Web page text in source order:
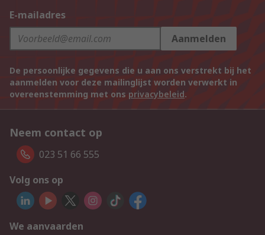
E-mailadres
Aanmelden
De persoonlijke gegevens die u aan ons verstrekt bij het
aanmelden voor deze mailinglijst worden verwerkt in
overeenstemming met ons privacybeleid.
Neem contact op
023 51 66 555
Volg ons op
We aanvaarden